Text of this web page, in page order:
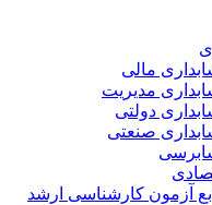
مالی
مدیریت
دولتی
صنعتی
آزمون کارشناسی ارشد